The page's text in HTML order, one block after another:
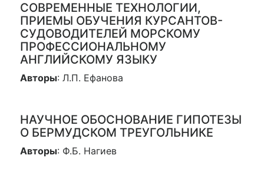
СОВРЕМЕННЫЕ ТЕХНОЛОГИИ,
ПРИЕМЫ ОБУЧЕНИЯ КУРСАНТОВ-
СУДОВОДИТЕЛЕЙ МОРСКОМУ
ПРОФЕССИОНАЛЬНОМУ
АНГЛИЙСКОМУ ЯЗЫКУ
Авторы: Л.П. Ефанова
НАУЧНОЕ ОБОСНОВАНИЕ ГИПОТЕЗЫ
О БЕРМУДСКОМ ТРЕУГОЛЬНИКЕ
Авторы: Ф.Б. Нагиев